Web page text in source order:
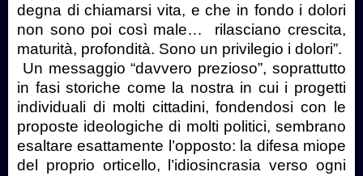
degna di chiamarsi vita, e che in fondo i dolori
non sono poi così male… rilasciano crescita,
maturità, profondità. Sono un privilegio i dolori”.
Un messaggio “davvero prezioso”, soprattutto
in fasi storiche come la nostra in cui i progetti
individuali di molti cittadini, fondendosi con le
proposte ideologiche di molti politici, sembrano
esaltare esattamente l’opposto: la difesa miope
del proprio orticello, l’idiosincrasia verso ogni